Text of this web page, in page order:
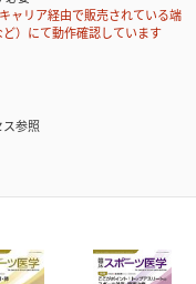
リア経由で販売されている端
ど）にて動作確認しています
参照